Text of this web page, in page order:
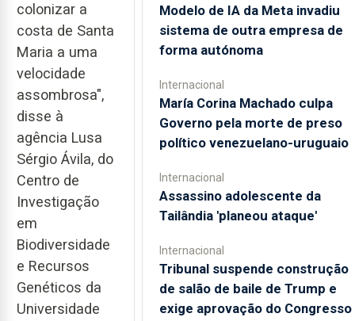
colonizar a
costa de Santa
Maria a uma
velocidade
assombrosa",
disse à
agência Lusa
Sérgio Ávila, do
Centro de
Investigação
em
Biodiversidade
e Recursos
Genéticos da
Universidade
Modelo de IA da Meta invadiu
sistema de outra empresa de
forma autónoma
Internacional
María Corina Machado culpa
Governo pela morte de preso
político venezuelano-uruguaio
Internacional
Assassino adolescente da
Tailândia 'planeou ataque'
Internacional
Tribunal suspende construção
de salão de baile de Trump e
exige aprovação do Congresso